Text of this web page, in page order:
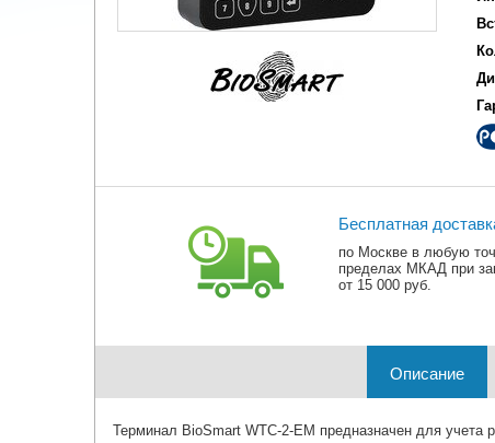
Бесплатная
по Москве в любую
пределах МКАД при
от 15 000 руб.
Описание
Терминал BioSmart WTC-2-EM предназначен для учета